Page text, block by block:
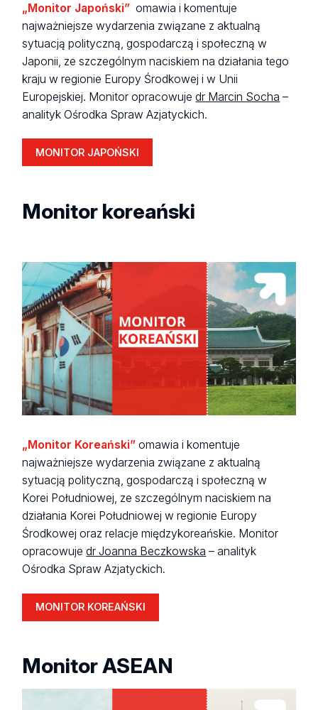
„Monitor Japoński” omawia i komentuje
najważniejsze wydarzenia związane z aktualną
sytuacją polityczną, gospodarczą i społeczną w
Japonii, ze szczególnym naciskiem na działania tego
kraju w regionie Europy Środkowej i w Unii
Europejskiej. Monitor opracowujedr Marcin Socha –
analityk Ośrodka Spraw Azjatyckich.
MONITOR JAPOŃSKI
Monitor koreański
„Monitor Koreański” omawia i komentuje
najważniejsze wydarzenia związane z aktualną
sytuacją polityczną, gospodarczą i społeczną w
Korei Południowej, ze szczególnym naciskiem na
działania Korei Południowej w regionie Europy
Środkowej oraz relacje międzykoreańskie. Monitor
opracowujedr Joanna Beczkowska – analityk
Ośrodka Spraw Azjatyckich.
MONITOR KOREAŃSKI
Monitor ASEAN